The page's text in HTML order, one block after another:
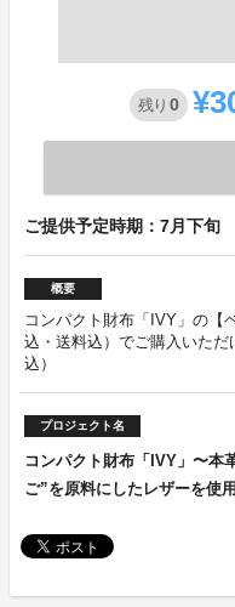
残り 0
ご提供予定時期：7月下旬
概要
コンパクト財布「IVY」の【
込・送料込）でご購入いた
込）
プロジェクト名
コンパクト財布「IVY」〜本
ご”を原料にしたレザーを使用